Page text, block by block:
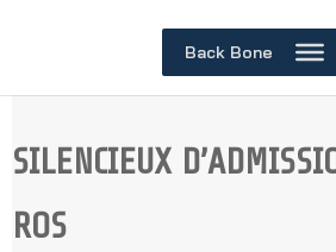
Back Bone
SILENCIEUX
ROS